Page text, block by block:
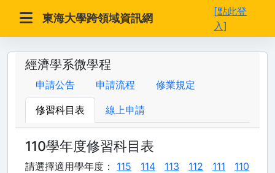
東海大學跨領域資訊網
[點此登
入]
經濟學系微學程
申請公告 申請流程 修業規定
修習科目表 線上申請
110學年度修習科目表
請選擇適用學年度： 115 114 113 112 111 110